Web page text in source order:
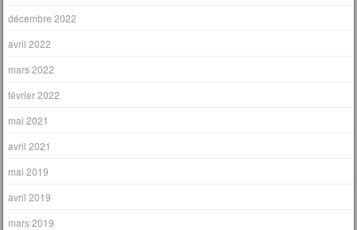
décembre 2022
avril 2022
mars 2022
février 2022
mai 2021
avril 2021
mai 2019
avril 2019
mars 2019